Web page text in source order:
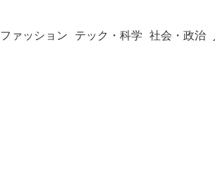
ファッション テック・科学 社会・政治